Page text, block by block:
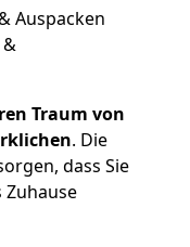
Auspacken
&
Traum von
. Die
dass Sie
Zuhause